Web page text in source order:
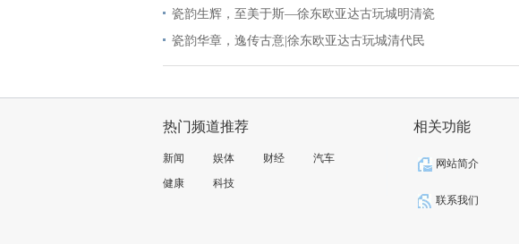
瓷韵生辉，至美于斯—徐东欧亚达古玩城明清瓷
瓷韵华章，逸传古意|徐东欧亚达古玩城清代民
热门频道推荐
新闻 娱体 财经
汽车
健康
科技
相关功能
网站简介
联系我们